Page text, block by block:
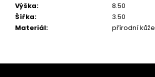
Výška:
8.50
Šířka:
3.50
Materiál: přírodní kůže
Z